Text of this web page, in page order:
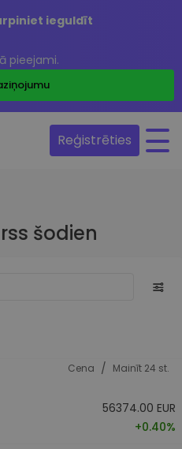
ieguldīt
pieejami.
Reģistrēties
šodien
Cena / Mainīt 24 st.
56374.00 EUR
+0.40%